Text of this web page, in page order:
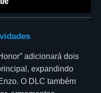
adicionará dois
expandindo
O DLC também